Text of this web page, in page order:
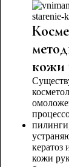
кожи
кератоз
кожи